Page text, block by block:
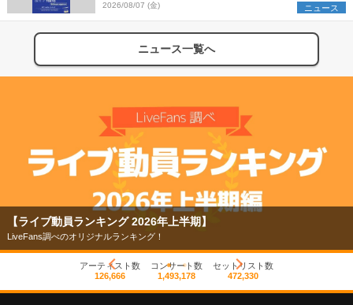
2026/08/07 (金) ニュース
ニュース一覧へ
【ライブ動員ランキング 2026年上半期】
LiveFans調べのオリジナルランキング！
アーティスト数
126,666
コンサート数
1,493,178
セットリスト数
472,330